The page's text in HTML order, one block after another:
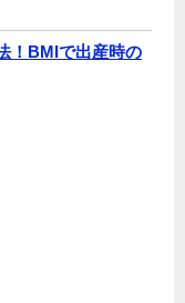
！BMIで出産時の